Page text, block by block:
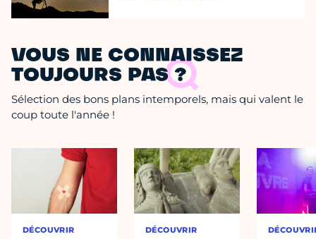
VOUS NE CONNAISSEZ
TOUJOURS PAS ?
Sélection des bons plans intemporels, mais qui valent le
coup toute l'année !
DÉCOUVRIR DÉCOUVRIR